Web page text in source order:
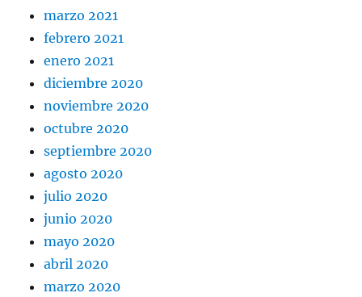
marzo 2021
febrero 2021
enero 2021
diciembre 2020
noviembre 2020
octubre 2020
septiembre 2020
agosto 2020
julio 2020
junio 2020
mayo 2020
abril 2020
marzo 2020